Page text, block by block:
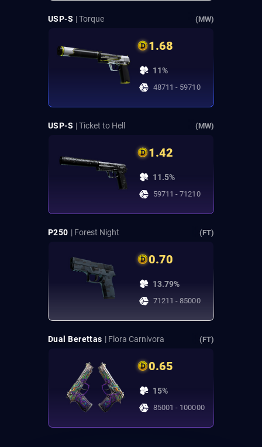
USP-S | Torque (MW)
1.68
11%
48711 - 59710
USP-S | Ticket to Hell (MW)
1.42
11.5%
59711 - 71210
P250 | Forest Night (FT)
0.70
13.79%
71211 - 85000
Dual Berettas | Flora Carnivora (FT)
0.65
15%
85001 - 100000